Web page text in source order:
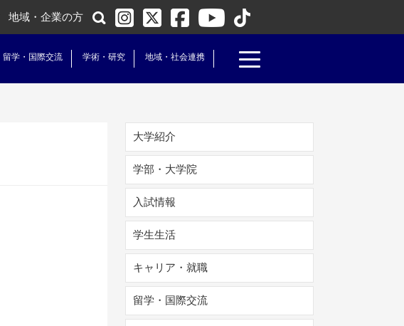
地域・企業の方
留学・国際交流 学術・研究 地域・社会連携
大学紹介
学部・大学院
入試情報
学生生活
キャリア・就職
留学・国際交流